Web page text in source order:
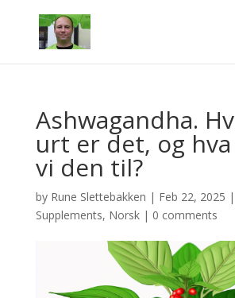
Ashwagandha.
urt er det, og
vi den til?
by Rune Slettebakken | Feb 22, 2025 |
Supplements, Norsk| 0 comments